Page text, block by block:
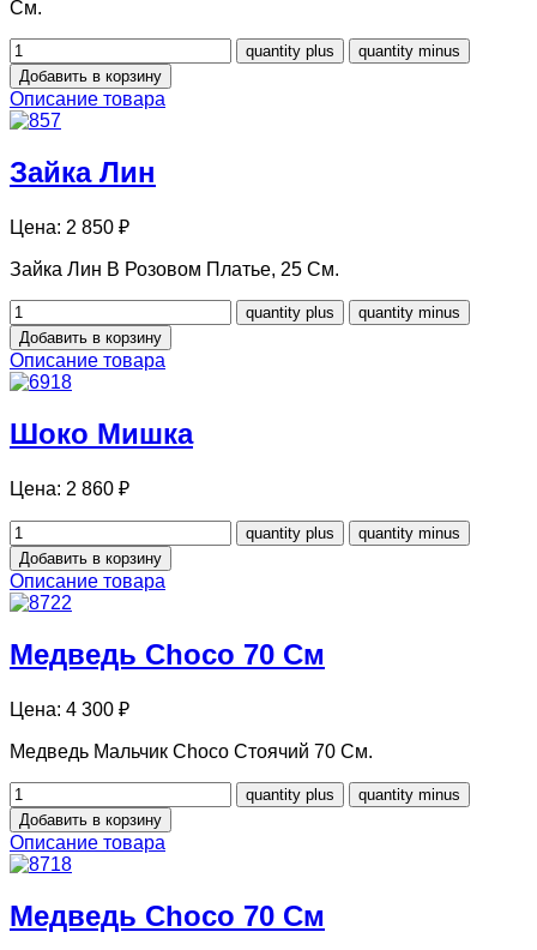
См.
Описание товара
Зайка Лин
Цена: 2 850 ₽
Зайка Лин В Розовом Платье, 25 См.
Описание товара
Шоко Мишка
Цена: 2 860 ₽
Описание товара
Медведь Choco 70 См
Цена: 4 300 ₽
Медведь Мальчик Choco Стоячий 70 См.
Описание товара
Медведь Choco 70 См